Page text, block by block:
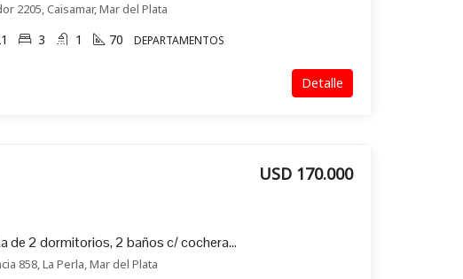
2205, Caisamar, Mar del Plata
3 1 70 DEPARTAMENTOS
Detalle
Depto en venta de 2 dormitorios, 2 baños c/ cochera y baulera en La Perla
USD 170.000
858, La Perla, Mar del Plata